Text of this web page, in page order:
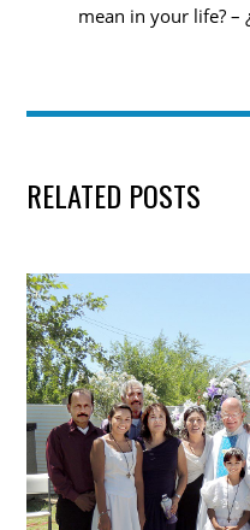
mean in your life? –
RELATED POSTS